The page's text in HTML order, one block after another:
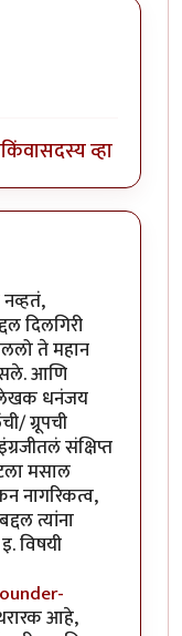
किंवासदस्य व्हा
नव्हतं,
दिलगिरी
ते महान
आणि
लेखक धनंजय
ग्रूपची
संक्षिप्त
मसाल
नागरिकत्व,
त्यांना
विषयी
आहे,